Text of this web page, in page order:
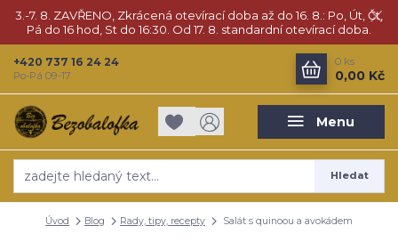
3.-7. 8. ZAVŘENO, Zkrácená otevírací doba až do 16. 8.: Po, Út, Čt,
Pá do 16 hod, St do 16:30. Od 17. 8. standardní otevírací doba.
Menu
Hledat
+420 737 16 24 24
Po-Pá 09-17
0 ks
0,00 Kč
Úvod Blog Rady, tipy, recepty Salát s quinoou a avokádem